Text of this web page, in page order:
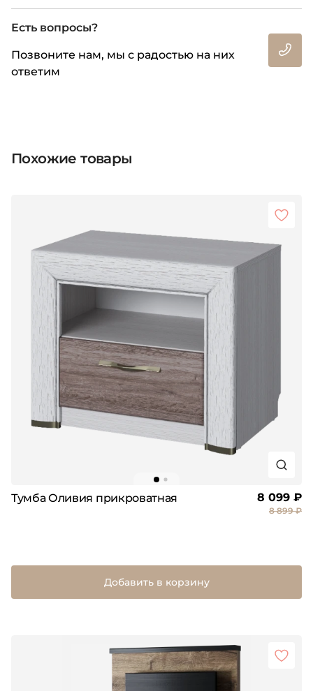
Есть вопросы?
Позвоните нам, мы с радостью на них
ответим
Похожие товары
Тумба Оливия прикроватная 8 099 ₽
8 899 ₽
Добавить в корзину